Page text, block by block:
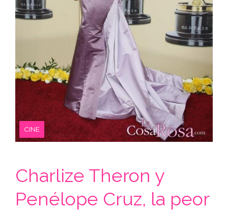
CINE
Charlize Theron y
Penélope Cruz, la peor